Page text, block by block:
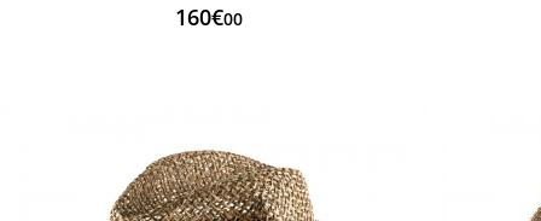
160€00